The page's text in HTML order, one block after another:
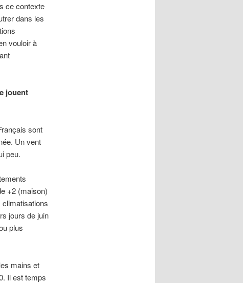
ce contexte
dans les
vouloir à
jouent
sont
Un vent
peu.
+2 (maison)
jours de juin
plus
mains et
Il est temps